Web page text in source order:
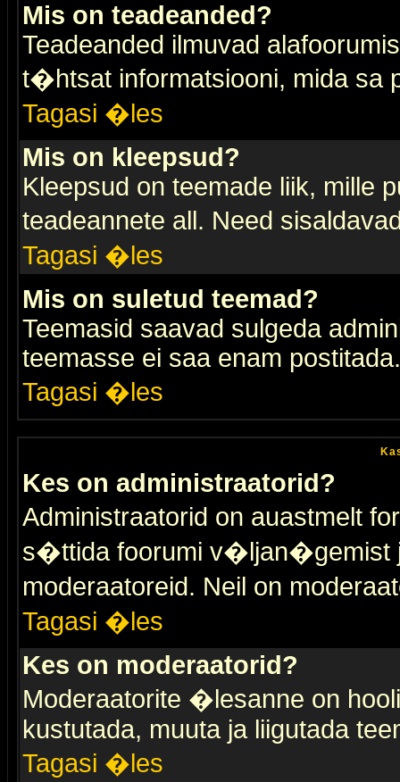
Mis on teadeanded?
Teadeanded ilmuvad
t�htsat informatsiooni, mida sa
Tagasi �les
Mis on kleepsud?
Kleepsud on teemade liik, mille
teadeannete all. Need
Tagasi �les
Mis on suletud teemad?
Teemasid saavad sulgeda
teemasse ei saa enam postitada.
Tagasi �les
Kes on administraatorid?
Administraatorid on auastmelt
s�ttida foorumi v�ljan�gemist
moderaatoreid. Neil on
Tagasi �les
Kes on moderaatorid?
Moderaatorite �lesanne on
kustutada, muuta ja liigutada
Tagasi �les